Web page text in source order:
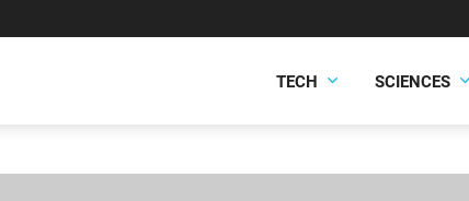
TECH SCIENCES